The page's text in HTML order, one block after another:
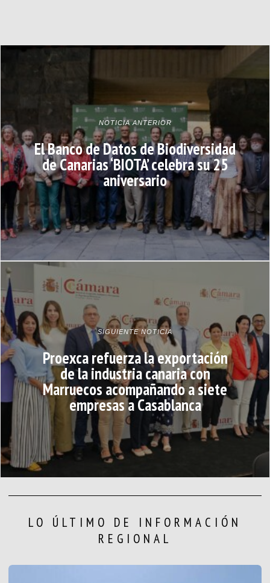
NOTICIA ANTERIOR
El Banco de Datos de Biodiversidad
de Canarias ‘BIOTA’ celebra su 25
aniversario
SIGUIENTE NOTICIA
Proexca refuerza la exportación
de la industria canaria con
Marruecos acompañando a siete
empresas a Casablanca
LO ÚLTIMO DE INFORMACIÓN
REGIONAL